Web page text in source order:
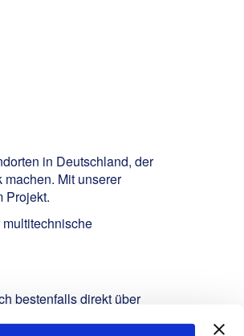
in Deutschland, der
Mit unserer
Projekt.
bestenfalls direkt über